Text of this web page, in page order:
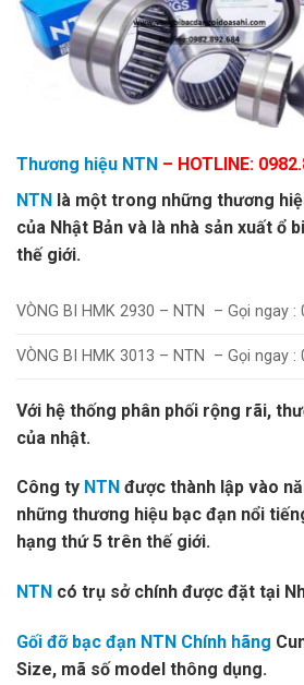
Thương hiệu NTN – HOTLINE:
NTN là một trong những thương
của Nhật Bản và là nhà sản xuất ổ
thế giới.
VÒNG BI HMK 2930 – NTN – Gọi ngay :
VÒNG BI HMK 3013 – NTN – Gọi ngay :
Với hệ thống phân phối rộng rãi,
của nhật.
Công ty NTN được thành lập vào
những thương hiệu bạc đạn nổi
hạng thứ 5 trên thế giới.
NTN có trụ sở chính được đặt tại
Gối đỡ bạc đạn NTN Chính hãng
Size, mã số model thông dụng.